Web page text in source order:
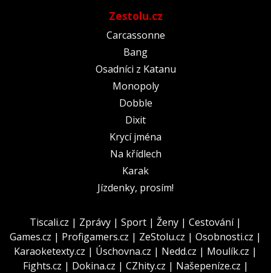
Zestolu.cz
Carcassonne
Bang
Osadníci z Katanu
Monopoly
Dobble
Dixit
Krycí jména
Na křídlech
Karak
Jízdenky, prosím!
Tiscali.cz | Zprávy | Sport | Ženy | Cestování|
Games.cz | Profigamers.cz | ZeStolu.cz | Osobnosti.cz |
Karaoketexty.cz | Úschovna.cz | Nedd.cz | Moulík.cz |
Fights.cz | Dokina.cz | CZhity.cz | Našepeníze.cz |